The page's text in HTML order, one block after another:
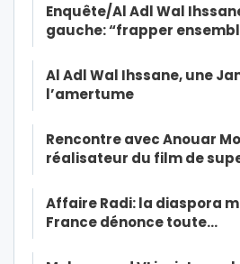
Enquête/Al Adl Wal
gauche: “frapper
Al Adl Wal Ihssane, une
l’amertume
Rencontre avec Anouar
réalisateur du film de
Affaire Radi: la diaspora
France dénonce toute…